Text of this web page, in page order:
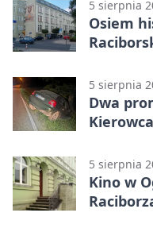
5 sierpnia
Osiem
5 sierpnia
Dwa
5 sierpnia
Kino w